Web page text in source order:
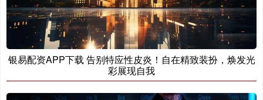
银易配资APP下载 告别特应性皮炎！自在精致装扮，焕发光
彩展现自我